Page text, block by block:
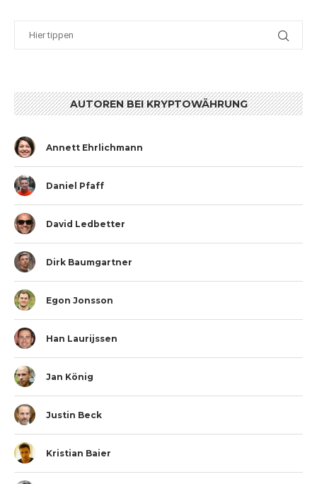
AUTOREN BEI KRYPTOWÄHRUNG
Annett Ehrlichmann
Daniel Pfaff
David Ledbetter
Dirk Baumgartner
Egon Jonsson
Han Laurijssen
Jan König
Justin Beck
Kristian Baier